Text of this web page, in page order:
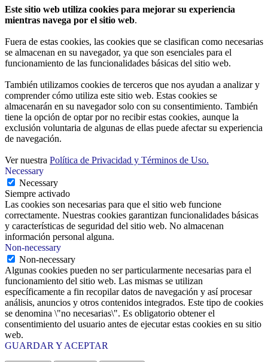
Este sitio web utiliza cookies para mejorar su experiencia
mientras navega por el sitio web.
Fuera de estas cookies, las cookies que se clasifican como necesarias
se almacenan en su navegador, ya que son esenciales para el
funcionamiento de las funcionalidades básicas del sitio web.
También utilizamos cookies de terceros que nos ayudan a analizar y
comprender cómo utiliza este sitio web. Estas cookies se
almacenarán en su navegador solo con su consentimiento. También
tiene la opción de optar por no recibir estas cookies, aunque la
exclusión voluntaria de algunas de ellas puede afectar su experiencia
de navegación.
Ver nuestra Política de Privacidad y Términos de Uso.
Necessary
Necessary
Siempre activado
Las cookies son necesarias para que el sitio web funcione
correctamente. Nuestras cookies garantizan funcionalidades básicas
y características de seguridad del sitio web. No almacenan
información personal alguna.
Non-necessary
Non-necessary
Algunas cookies pueden no ser particularmente necesarias para el
funcionamiento del sitio web. Las mismas se utilizan
específicamente a fin recopilar datos de navegación y así procesar
análisis, anuncios y otros contenidos integrados. Este tipo de cookies
se denomina \"no necesarias\". Es obligatorio obtener el
consentimiento del usuario antes de ejecutar estas cookies en su sitio
web.
GUARDAR Y ACEPTAR